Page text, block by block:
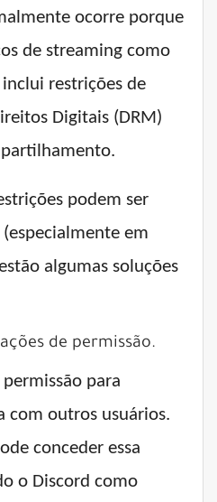
ocorre porque
de streaming como
restrições de
Digitais (DRM)
podem ser
em
algumas soluções
de permissão.
para
com outros usuários.
conceder essa
o Discord como